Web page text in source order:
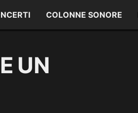
COLONNE SONORE
UN